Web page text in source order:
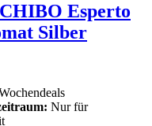
Esperto
Silber
Nur für